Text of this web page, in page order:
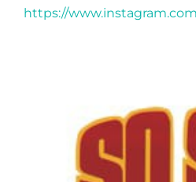
https://